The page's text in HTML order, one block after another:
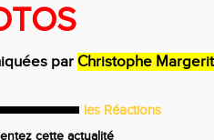
par Christophe Margerit
les Réactions
cette actualité